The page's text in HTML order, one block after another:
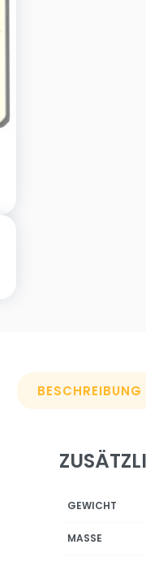
BESCHREIBUNG
GEWICHT
MASSE